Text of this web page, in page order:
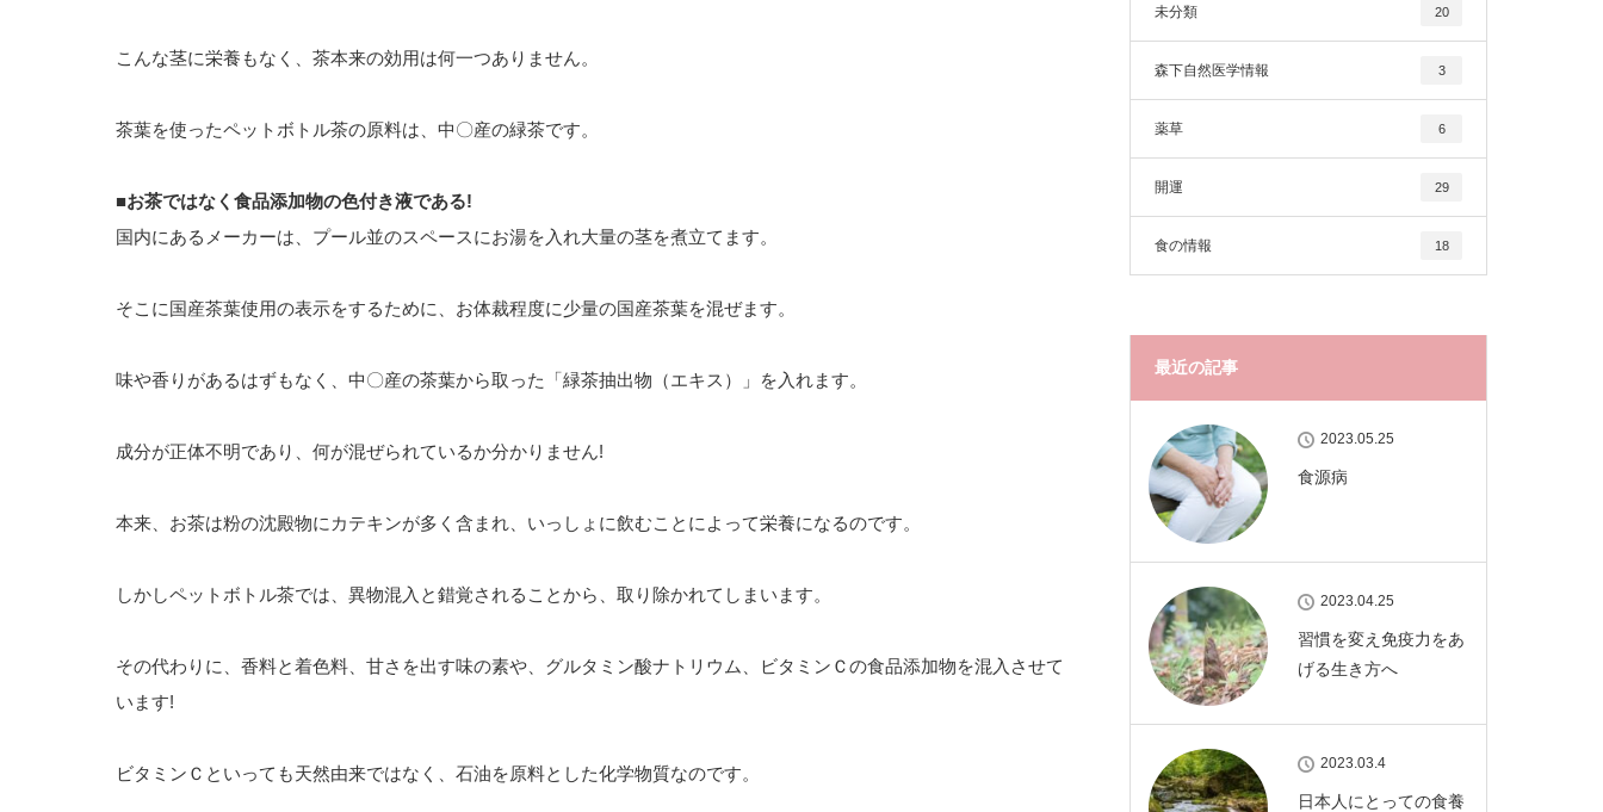
こんな茎に栄養もなく、茶本来の効用は何一つありません。
茶葉を使ったペットボトル茶の原料は、中〇産の緑茶です。
■お茶ではなく食品添加物の色付き液である!
国内にあるメーカーは、プール並のスペースにお湯を入れ大量の茎を煮立てます。
そこに国産茶葉使用の表示をするために、お体裁程度に少量の国産茶葉を混ぜます。
味や香りがあるはずもなく、中〇産の茶葉から取った「緑茶抽出物（エキス）」を入れます。
成分が正体不明であり、何が混ぜられているか分かりません!
本来、お茶は粉の沈殿物にカテキンが多く含まれ、いっしょに飲むことによって栄養になるのです。
しかしペットボトル茶では、異物混入と錯覚されることから、取り除かれてしまいます。
その代わりに、香料と着色料、甘さを出す味の素や、グルタミン酸ナトリウム、ビタミンＣの食品添加物を混入させて
います!
ビタミンＣといっても天然由来ではなく、石油を原料とした化学物質なのです。
未分類 20
森下自然医学情報 3
薬草 6
開運 29
食の情報 18
最近の記事
2023.05.25
食源病
2023.04.25
習慣を変え免疫力をあ
げる生き方へ
2023.03.4
日本人にとっての食養